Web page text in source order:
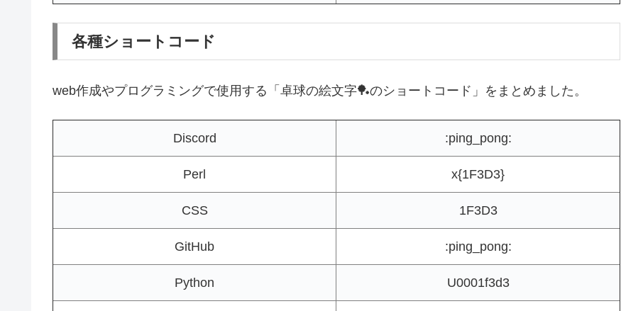
各種ショートコード
web作成やプログラミングで使用する「卓球の絵文字🏓のショートコード」をまとめました。
Discord :ping_pong:
Perl x{1F3D3}
CSS 1F3D3
GitHub :ping_pong:
Python U0001f3d3